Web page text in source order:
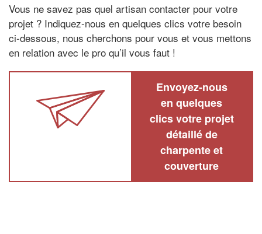
Vous ne savez pas quel artisan contacter pour votre
projet ? Indiquez-nous en quelques clics votre besoin
ci-dessous, nous cherchons pour vous et vous mettons
en relation avec le pro qu’il vous faut !
Envoyez-nous
en quelques
clics votre projet
détaillé de
charpente et
couverture